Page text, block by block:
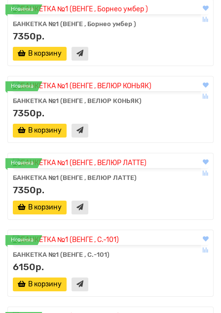
Новинка
БАНКЕТКА №1 (ВЕНГЕ , Борнео умбер )
7350р.
В корзину
Новинка
БАНКЕТКА №1 (ВЕНГЕ , ВЕЛЮР КОНЬЯК)
7350р.
В корзину
Новинка
БАНКЕТКА №1 (ВЕНГЕ , ВЕЛЮР ЛАТТЕ)
7350р.
В корзину
Новинка
БАНКЕТКА №1 (ВЕНГЕ , С.-101)
6150р.
В корзину